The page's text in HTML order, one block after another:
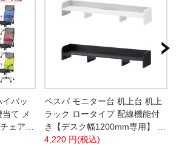
バッ
て メ
ェア
ペスパ モニター台 机上台 机上
ラック ロータイプ 配線機能付
き【デスク幅1200mm専用】 デ
スク 収納 PCラック 卓上ラック
4,220 円(税込)